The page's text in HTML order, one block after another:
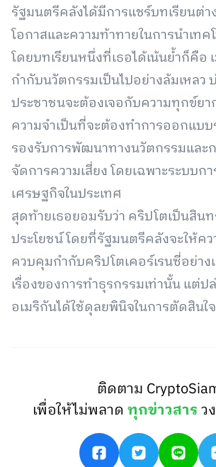
รัฐมนตรีคลังได้มีการแชร์บทเรียนต่า
โอกาสและความท้าทายในการนำเทค
โดยบทเรียนหนึ่งที่เธอได้เน้นย้ำก็คือ
กำกับนวัตกรรมเป็นไปอย่างล้มเหลว
ประชาชนจะต้องเจอกับความทุกข์ย
ความจำเป็นที่จะต้องทำการออกแบ
รองรับการพัฒนาทางนวัตกรรมและ
จัดการความเสี่ยง โดยเฉพาะระบบกา
เศรษฐกิจในประเทศ
สุดท้ายเธอยอมรับว่า คริปโตเป็นสิน
ประโยชน์ โดยที่รัฐมนตรีคลังจะให้ค
ควบคุมกำกับคริปโตเคอร์เรนซี่อย่าง
เรื่องของการทำธุรกรรมเท่านั้น แต่ป
อเมริกันได้ใช้ดุลยพินิจในการตัดสินใ
ติดตาม
เพื่อให้ไม่พลาดทุกข่าวสารว